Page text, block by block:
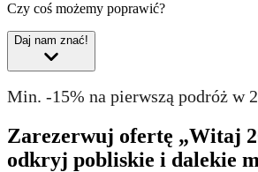
Czy coś możemy poprawić?
Daj nam znać!
Min. -15% na pierwszą podróż w
Zarezerwuj ofertę „Witaj
odkryj pobliskie i dalekie